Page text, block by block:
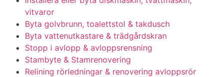
vitvaror
Byta golvbrunn, toalettstol & takdusch
Byta vattenutkastare & trädgårdskran
Stopp i avlopp & avloppsrensning
Stambyte & Stamrenovering
Relining rörledningar & renovering avloppsrör